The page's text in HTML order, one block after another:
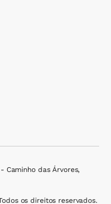
Caminho das Árvores,
os direitos reservados.